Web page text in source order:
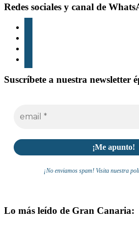
Footer
Redes sociales y canal de
Suscríbete a nuestra newsletter
¡No enviamos spam! Visita nuestra
Lo más leído de Gran Canaria: